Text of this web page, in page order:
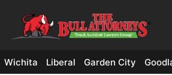
Wichita Liberal Garden City